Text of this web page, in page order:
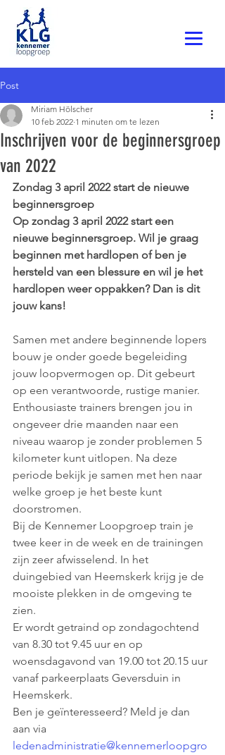
Post
Inschrijven voor de beginnersgroep
van 2022
Miriam Hölscher
10 feb 2022 1 minuten om te lezen
Zondag 3 april 2022 start de nieuwe
beginnersgroep
Op zondag 3 april 2022 start een
nieuwe beginnersgroep. Wil je graag
beginnen met hardlopen of ben je
hersteld van een blessure en wil je het
hardlopen weer oppakken? Dan is dit
jouw kans!
Samen met andere beginnende lopers
bouw je onder goede begeleiding
jouw loopvermogen op. Dit gebeurt
op een verantwoorde, rustige manier.
Enthousiaste trainers brengen jou in
ongeveer drie maanden naar een
niveau waarop je zonder problemen 5
kilometer kunt uitlopen. Na deze
periode bekijk je samen met hen naar
welke groep je het beste kunt
doorstromen.
Bij de Kennemer Loopgroep train je
twee keer in de week en de trainingen
zijn zeer afwisselend. In het
duingebied van Heemskerk krijg je de
mooiste plekken in de omgeving te
zien.
Er wordt getraind op zondagochtend
van 8.30 tot 9.45 uur en op
woensdagavond van 19.00 tot 20.15 uur
vanaf parkeerplaats Geversduin in
Heemskerk.
Ben je geïnteresseerd? Meld je dan
aan via
ledenadministratie@kennemerloopgro